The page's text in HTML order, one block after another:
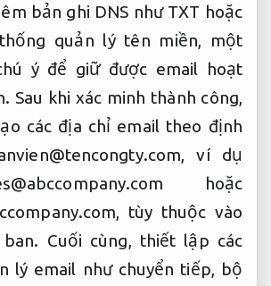
bản ghi DNS như TXT hoặc
quản lý tên miền, một
ý để giữ được email hoạt
Sau khi xác minh thành công,
các địa chỉ email theo định
, ví dụ
hoặc
, tùy thuộc vào
Cuối cùng, thiết lập các
lý email như chuyển tiếp, bộ